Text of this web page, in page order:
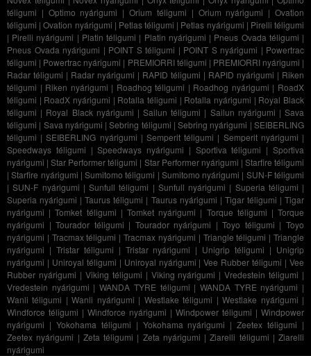
téligumi | Optimo nyárigumi |Orium téligumi | Orium nyárigumi |Ovation
téligumi |Ovation nyárigumi | Petlas téligumi | Petlas nyárigumi | Pirelli téligumi
| Pirelli nyárigumi | Platin téligumi | Platin nyárigumi | Pneus Ovada téligumi |
Pneus Ovada nyárigumi | POINT S téligumi | POINT S nyárigumi | Powertrac
téligumi | Powertrac nyárigumi | PREMIORRI téligumi | PREMIORRI nyárigumi |
Radar téligumi | Radar nyárigumi | RAPID téligumi | RAPID nyárigumi | Riken
téligumi | Riken nyárigumi | Roadhog téligumi | Roadhog nyárigumi | RoadX
téligumi | RoadX nyárigumi | Rotalla téligumi | Rotalla nyárigumi | Royal Black
téligumi | Royal Black nyárigumi |Sailun téligumi | Sailun nyárigumi |Sava
téligumi | Sava nyárigumi |Sebring téligumi |Sebring nyárigumi |SEIBERLING
téligumi |SEIBERLING nyárigumi |Semperit téligumi | Semperit nyárigumi |
Speedways téligumi |Speedways nyárigumi | Sportiva téligumi |Sportiva
nyárigumi |Star Performer téligumi | Star Performer nyárigumi | Starfire téligumi
|Starfire nyárigumi |Sumitomo téligumi | Sumitomo nyárigumi | SUN-F téligumi
|SUN-F nyárigumi | Sunfull téligumi | Sunfull nyárigumi | Superia téligumi |
Superia nyárigumi |Taurus téligumi | Taurus nyárigumi | Tigar téligumi |Tigar
nyárigumi |Tomket téligumi | Tomket nyárigumi | Torque téligumi |Torque
nyárigumi |Tourador téligumi | Tourador nyárigumi |Toyo téligumi |Toyo
nyárigumi | Tracmax téligumi |Tracmax nyárigumi | Triangle téligumi |Triangle
nyárigumi | Tristar téligumi | Tristar nyárigumi | Unigrip téligumi | Unigrip
nyárigumi | Uniroyal téligumi | Uniroyal nyárigumi |Vee Rubber téligumi |Vee
Rubber nyárigumi | Viking téligumi | Viking nyárigumi |Vredestein téligumi |
Vredestein nyárigumi |WANDA TYRE téligumi | WANDA TYRE nyárigumi |
Wanli téligumi |Wanli nyárigumi | Westlake téligumi |Westlake nyárigumi |
Windforce téligumi | Windforce nyárigumi | Windpower téligumi | Windpower
nyárigumi | Yokohama téligumi | Yokohama nyárigumi |Zeetex téligumi |
Zeetex nyárigumi | Zeta téligumi | Zeta nyárigumi |Ziarelli téligumi | Ziarelli
nyárigumi